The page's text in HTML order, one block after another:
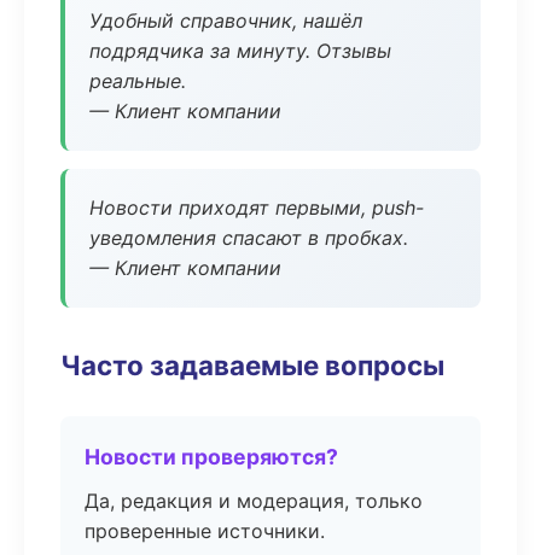
Удобный справочник, нашёл
подрядчика за минуту. Отзывы
реальные.
— Клиент компании
Новости приходят первыми, push-
уведомления спасают в пробках.
— Клиент компании
Часто задаваемые вопросы
Новости проверяются?
Да, редакция и модерация, только
проверенные источники.